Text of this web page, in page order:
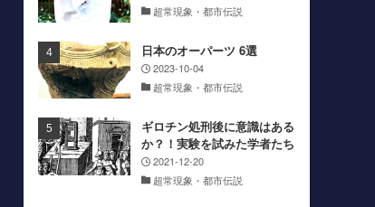
超常現象・都市伝説
日本のオーパーツ 6選
2023-10-04
超常現象・都市伝説
ギロチン処刑後に意識はある
か？！実験を試みた学者たち
2021-12-20
超常現象・都市伝説